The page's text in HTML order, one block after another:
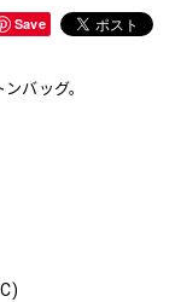
Save
バッグ。